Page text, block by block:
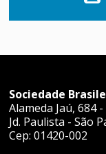
Sociedade
Alameda Jaú, 684
Jd. Paulista - São
Cep: 01420-002